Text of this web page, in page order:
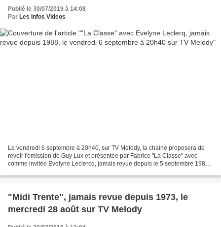
Publié le 30/07/2019 à 14:08
Par Les Infos Videos
Le vendredi 6 septembre à 20h40, sur TV Melody, la chaine proposera de
revoir l'émission de Guy Lux et présentée par Fabrice "La Classe" avec
comme invitée Evelyne Leclercq, jamais revue depuis le 5 septembre 1988
"Midi Trente", jamais revue depuis 1973, le
mercredi 28 août sur TV Melody